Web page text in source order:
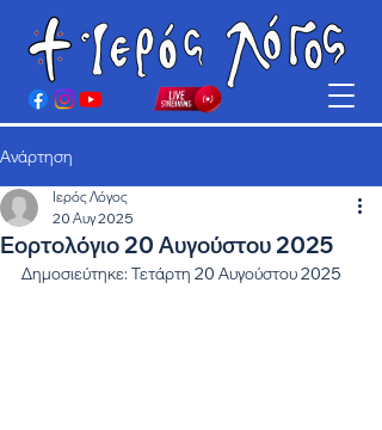
Ανάρτηση
Εορτολόγιο 20 Αυγούστου 2025
Ιερός Λόγος
20 Αυγ 2025
Δημοσιεύτηκε: Τετάρτη 20 Αυγούστου 2025